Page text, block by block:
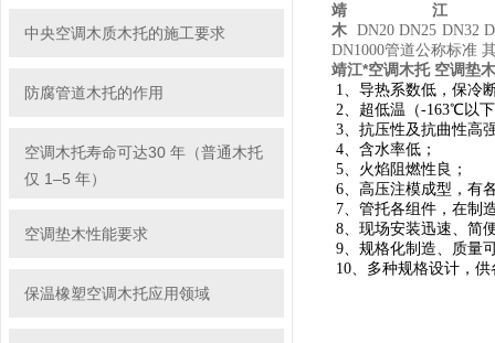
中央空调木质木托的施工要求
防腐管道木托的作用
空调木托寿命可达30 年（普通木托
仅 1–5 年）
空调垫木性能要求
保温橡塑空调木托应用领域
靖
木 DN20 DN25 DN32
DN1000管道公称标准
靖江*空调木托 空调垫木
1、导热系数低，保冷
2、超低温（-163℃以
3、抗压性及抗曲性
4、含水率低；
5、火焰阻燃性良；
6、高压注模成型，有
7、管托各组件，在制
8、现场安装迅速、简
9、规格化制造、质量
10、多种规格设计，